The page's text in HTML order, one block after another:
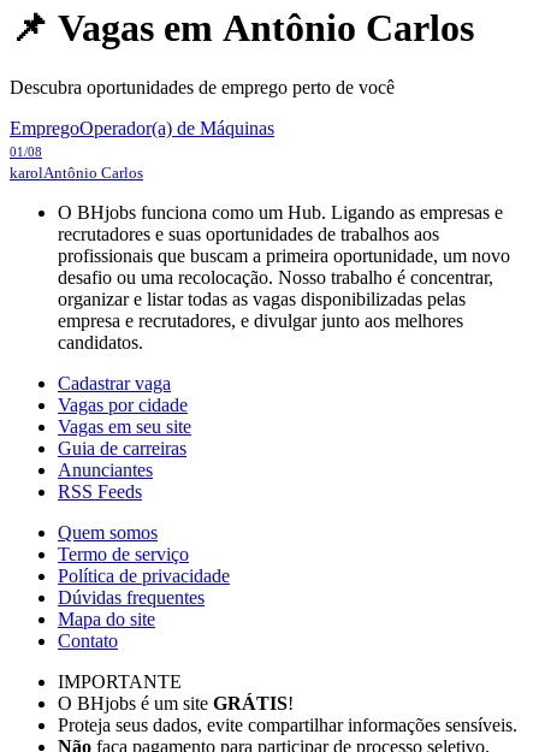
📌 Vagas em Antônio Carlos
Descubra oportunidades de emprego perto de você
EmpregoOperador(a) de Máquinas
01/08
karolAntônio Carlos
O BHjobs funciona como um Hub. Ligando as empresas e
recrutadores e suas oportunidades de trabalhos aos
profissionais que buscam a primeira oportunidade, um novo
desafio ou uma recolocação. Nosso trabalho é concentrar,
organizar e listar todas as vagas disponibilizadas pelas
empresa e recrutadores, e divulgar junto aos melhores
candidatos.
Cadastrar vaga
Vagas por cidade
Vagas em seu site
Guia de carreiras
Anunciantes
RSS Feeds
Quem somos
Termo de serviço
Política de privacidade
Dúvidas frequentes
Mapa do site
Contato
IMPORTANTE
O BHjobs é um site GRÁTIS!
Proteja seus dados, evite compartilhar informações sensíveis.
Não faça pagamento para participar de processo seletivo.